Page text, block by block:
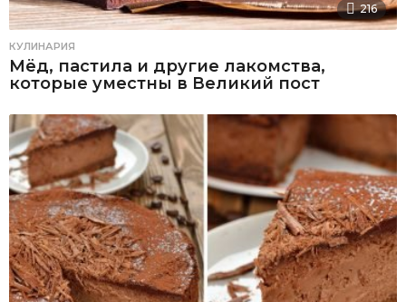
216
КУЛИНАРИЯ
Мёд, пастила и другие лакомства,
которые уместны в Великий пост